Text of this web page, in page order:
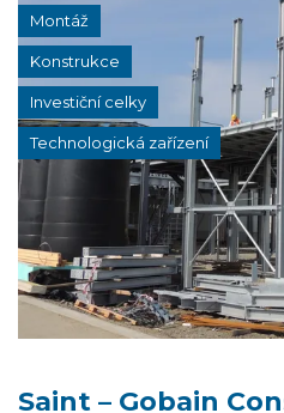
Montáž
Konstrukce
Investiční celky
Technologická zařízení
Saint – Gobain